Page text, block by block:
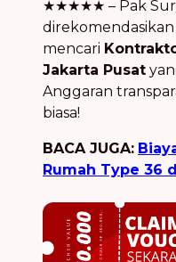
★★★★★ – Pak
mencari
Jakarta Pusat
Anggaran
biasa!
BACA JUGA:
Rumah Type 36